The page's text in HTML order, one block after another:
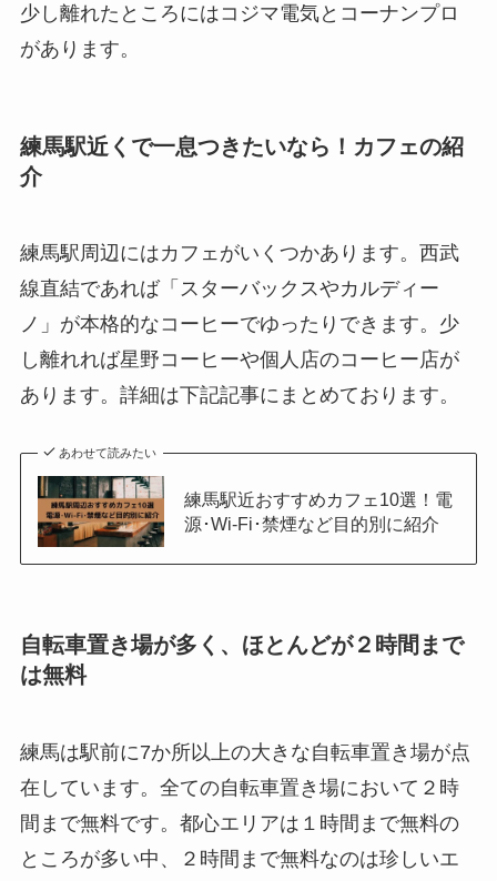
少し離れたところにはコジマ電気とコーナンプロ
があります。
練馬駅近くで一息つきたいなら！カフェの紹
介
練馬駅周辺にはカフェがいくつかあります。西武
線直結であれば「スターバックスやカルディー
ノ」が本格的なコーヒーでゆったりできます。少
し離れれば星野コーヒーや個人店のコーヒー店が
あります。詳細は下記記事にまとめております。
あわせて読みたい
練馬駅近おすすめカフェ10選！電
源･Wi-Fi･禁煙など目的別に紹介
自転車置き場が多く、ほとんどが２時間まで
は無料
練馬は駅前に7か所以上の大きな自転車置き場が点
在しています。全ての自転車置き場において２時
間まで無料です。都心エリアは１時間まで無料の
ところが多い中、２時間まで無料なのは珍しいエ